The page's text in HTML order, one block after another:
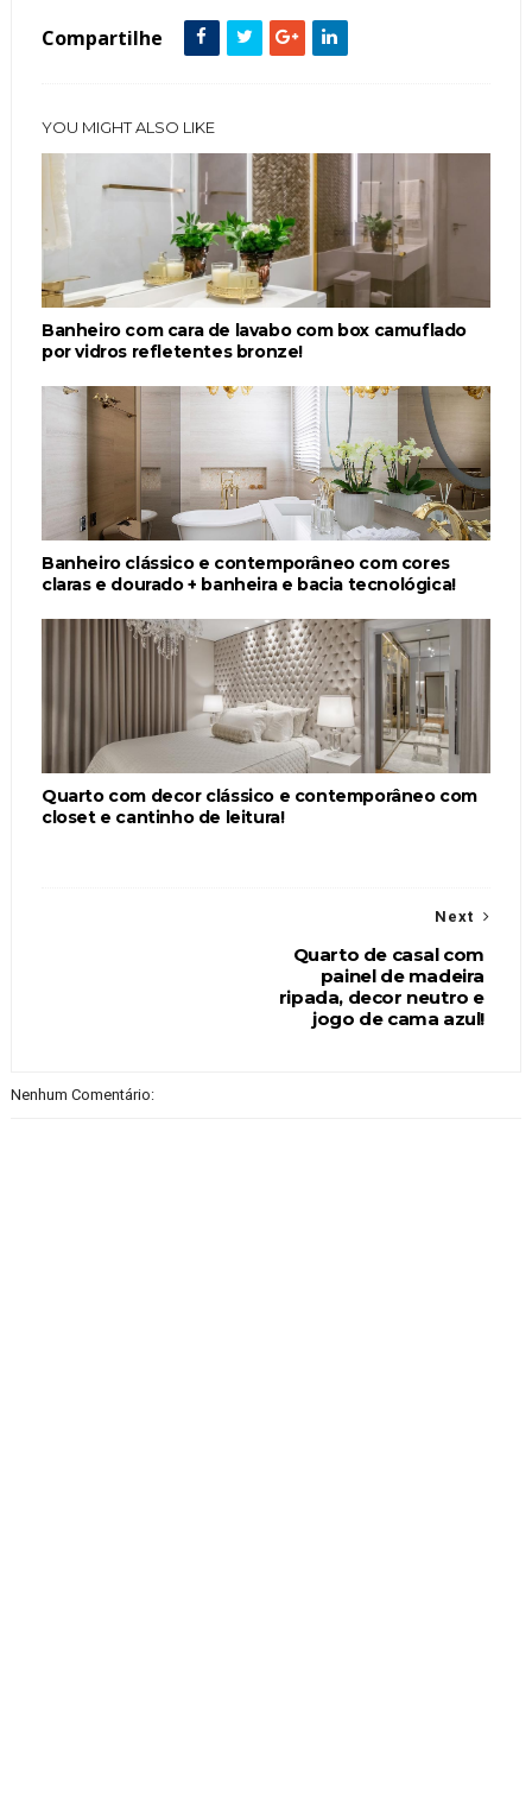
Compartilhe
YOU MIGHT ALSO LIKE
Banheiro com cara de lavabo com box camuflado
por vidros refletentes bronze!
Banheiro clássico e contemporâneo com cores
claras e dourado + banheira e bacia tecnológica!
Quarto com decor clássico e contemporâneo com
closet e cantinho de leitura!
Next
Quarto de casal com
painel de madeira
ripada, decor neutro e
jogo de cama azul!
Nenhum Comentário: